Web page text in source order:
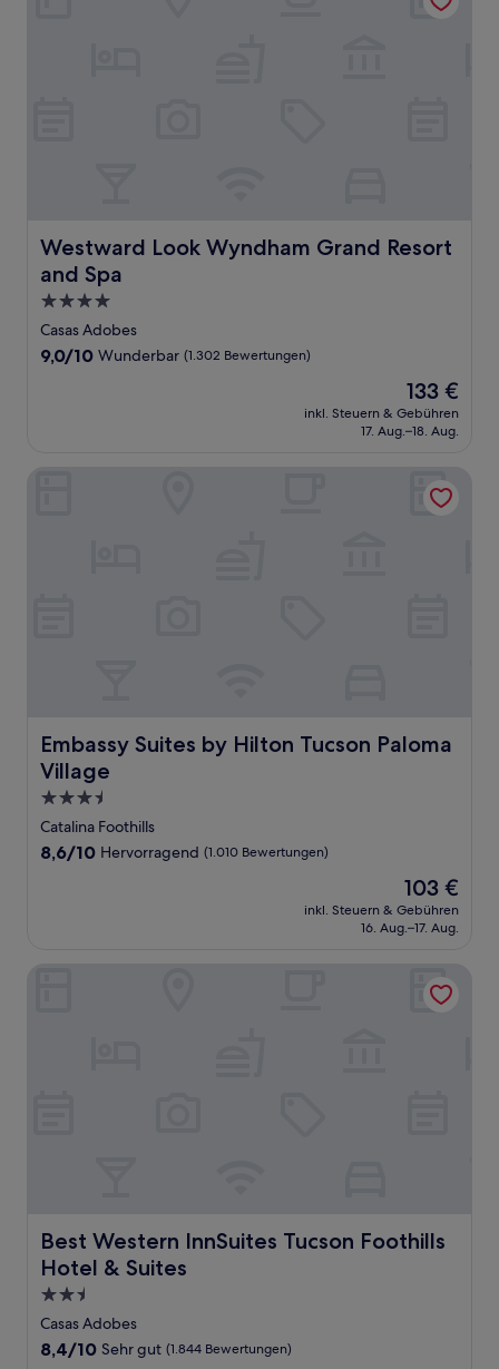
Westward Look Wyndham Grand Resort
and Spa
Westward Look Wyndham Grand Resort and Spa
4.0-
Sterne-
Unterkunft
Casas Adobes
9.0
9,0/10 Wunderbar (1.302 Bewertungen)
Der
Preis
beträgt
133 €
inkl. Steuern & Gebühren
17. Aug.–18. Aug.
Embassy Suites by Hilton Tucson Paloma
Village
Embassy Suites by Hilton Tucson Paloma Village
3.5-
Sterne-
Unterkunft
Catalina Foothills
8.6
8,6/10 Hervorragend (1.010 Bewertungen)
Der
Preis
beträgt
103 €
inkl. Steuern & Gebühren
16. Aug.–17. Aug.
Best Western InnSuites Tucson Foothills
Hotel & Suites
Best Western InnSuites Tucson Foothills Hotel & Suites
2.5-
Sterne-
Unterkunft
Casas Adobes
8.4
8,4/10 Sehr gut (1.844 Bewertungen)
Best Western InnSuites Tucson Foothills Hotel & Suites